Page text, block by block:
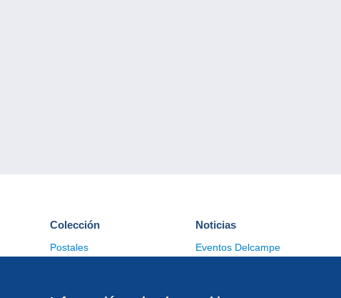
Colección
Postales
Noticias
Eventos Delcampe